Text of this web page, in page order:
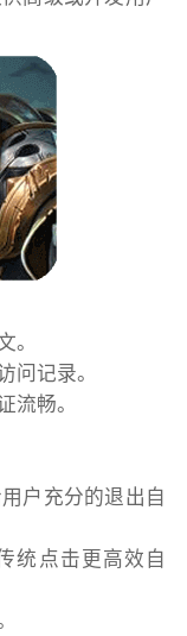
记录。
畅。
户充分的退出自
统点击更高效自